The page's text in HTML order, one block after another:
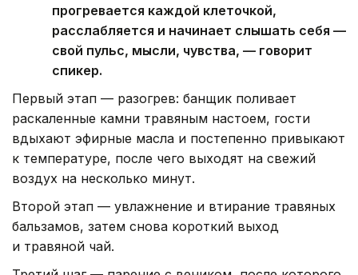
прогревается каждой клеточкой,
расслабляется и начинает слышать себя —
свой пульс, мысли, чувства, — говорит
спикер.
Первый этап — разогрев: банщик поливает
раскаленные камни травяным настоем, гости
вдыхают эфирные масла и постепенно привыкают
к температуре, после чего выходят на свежий
воздух на несколько минут.
Второй этап — увлажнение и втирание травяных
бальзамов, затем снова короткий выход
и травяной чай.